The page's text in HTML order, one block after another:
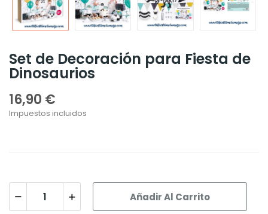
Set de Decoración para Fiesta de
Dinosaurios
16,90 €
Impuestos incluidos
Añadir Al Carrito